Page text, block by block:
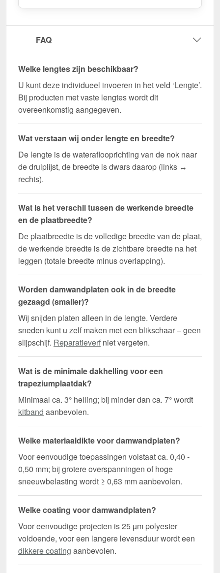
FAQ
Welke lengtes zijn beschikbaar?
U kunt deze individueel invoeren in het veld ‘Lengte’.
Bij producten met vaste lengtes wordt dit
overeenkomstig aangegeven.
Wat verstaan wij onder lengte en breedte?
De lengte is de wateraflooprichting van de nok naar
de druiplijst, de breedte is dwars daarop (links ↔
rechts).
Wat is het verschil tussen de werkende breedte
en de plaatbreedte?
De plaatbreedte is de volledige breedte van de plaat,
de werkende breedte is de zichtbare breedte na het
leggen (totale breedte minus overlapping).
Worden damwandplaten ook in de breedte
gezaagd (smaller)?
Wij snijden platen alleen in de lengte. Verdere
sneden kunt u zelf maken met een blikschaar – geen
slijpschijf. Reparatieverf niet vergeten.
Wat is de minimale dakhelling voor een
trapeziumplaatdak?
Minimaal ca. 3° helling; bij minder dan ca. 7° wordt
kitband aanbevolen.
Welke materiaaldikte voor damwandplaten?
Voor eenvoudige toepassingen volstaat ca. 0,40 -
0,50 mm; bij grotere overspanningen of hoge
sneeuwbelasting wordt ≥ 0,63 mm aanbevolen.
Welke coating voor damwandplaten?
Voor eenvoudige projecten is 25 µm polyester
voldoende, voor een langere levensduur wordt een
dikkere coating aanbevolen.